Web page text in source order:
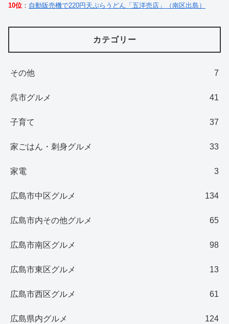
10位 ： 自動販売機で220円天ぷらうどん「五洋売店」（南区出島）
カテゴリー
その他 7
呉市グルメ 41
子育て 37
家ごはん・刺身グルメ 33
家電 3
広島市中区グルメ 134
広島市内その他グルメ 65
広島市南区グルメ 98
広島市東区グルメ 13
広島市西区グルメ 61
広島県内グルメ 124